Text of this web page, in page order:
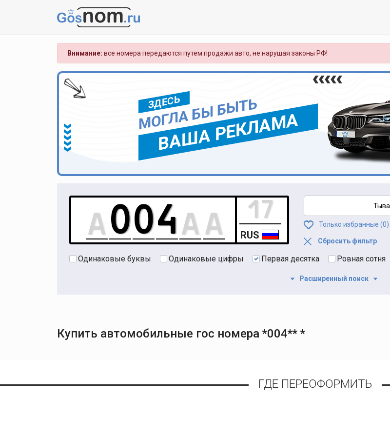
Внимание: все номера передаются путем продажи авто, не нарушая законы РФ!
ЗДЕСЬ
МОГЛА БЫ БЫТЬ
ВАША РЕКЛАМА
RUS
Тыва
Только избранные (0)
Сбросить фильтр
Одинаковые буквы Одинаковые цифры Первая десятка Ровная сотня
Расширенный поиск
Купить автомобильные гос номера *004** *
ГДЕ ПЕРЕОФОРМИТЬ